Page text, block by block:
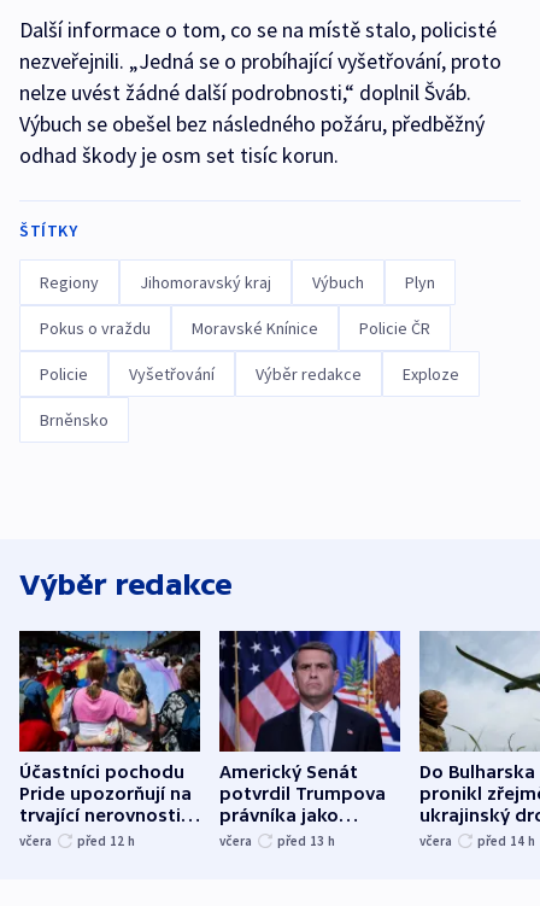
Další informace o tom, co se na místě stalo, policisté
nezveřejnili. „Jedná se o probíhající vyšetřování, proto
nelze uvést žádné další podrobnosti,“ doplnil Šváb.
Výbuch se obešel bez následného požáru, předběžný
odhad škody je osm set tisíc korun.
ŠTÍTKY
Regiony Jihomoravský kraj Výbuch Plyn
Pokus o vraždu Moravské Knínice Policie ČR
Policie Vyšetřování Výběr redakce Exploze
Brněnsko
Výběr redakce
Účastníci pochodu
Pride upozorňují na
trvající nerovnosti i
společenskou
včera před 12 h
Americký Senát
potvrdil Trumpova
právníka jako
ministra
včera před 13 h
Do Bulharska
pronikl
ukrajinský
explodoval
včera před 14 h